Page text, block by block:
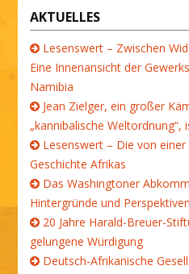
AKTUELLES
Lesenswert – Zwischen
Eine Innenansicht der
Namibia
Jean Zielger, ein großer
„kannibalische
Lesenswert – Die von
Geschichte Afrikas
Das Washingtoner
Hintergründe und Perspektiven
20 Jahre Harald-Breuer-
gelungene Würdigung
Deutsch-Afrikanische